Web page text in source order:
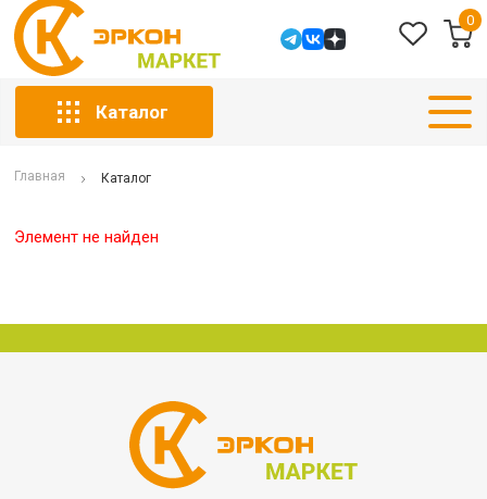
0
Каталог
Главная Каталог
Элемент не найден